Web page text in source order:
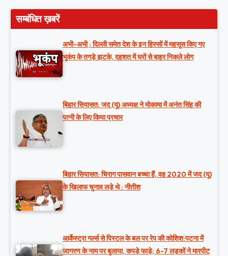
सम्बंधित ख़बरें
अभी-अभी ; दिल्ली समेत देश के इन हिस्सों में महसूस किए गए
भूकंप के तगड़े झटके, दहशत में घरों से बाहर निकले लोग
बिहार सियासत: जद (यू) अध्यक्ष ने मोकामा में अनंत सिंह की
पत्नी के लिए किया प्रचार
बिहार सियासत: चिराग पासवान बच्चा हैं, वह 2020 में जद (यू)
के खिलाफ चुनाव लड़े थे : नीतीश
आर्केस्ट्रा गर्ल्स से पिस्टल के बल पर रेप की कोशिश:पटना में
जागरण के नाम पर बुलाया, कपड़े फाड़े; 6-7 लड़कों ने मारपीट